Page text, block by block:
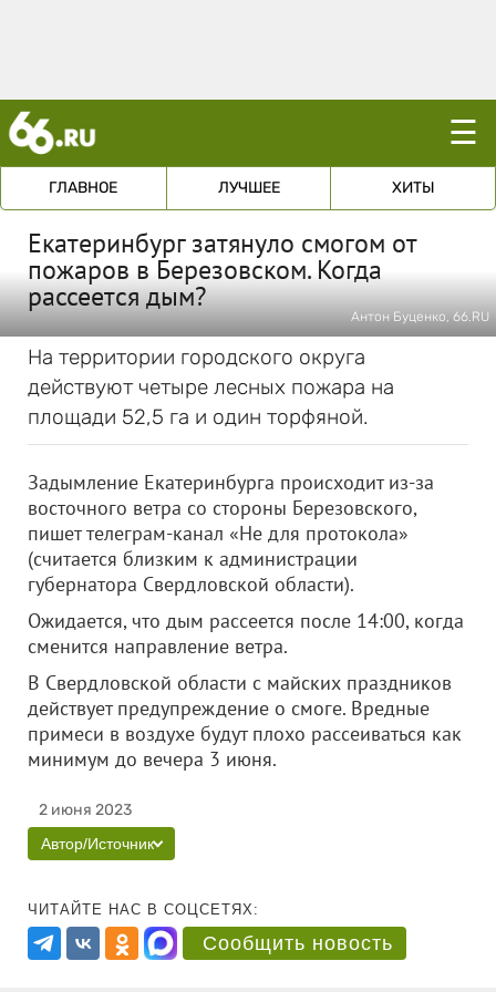
☰
ГЛАВНОЕ ЛУЧШЕЕ ХИТЫ
Екатеринбург затянуло смогом от
пожаров в Березовском. Когда
рассеется дым?
Антон Буценко, 66.RU
На территории городского округа
действуют четыре лесных пожара на
площади 52,5 га и один торфяной.
Задымление Екатеринбурга происходит из-за
восточного ветра со стороны Березовского,
пишет телеграм-канал «Не для протокола»
(считается близким к администрации
губернатора Свердловской области).
Ожидается, что дым рассеется после 14:00, когда
сменится направление ветра.
В Свердловской области с майских праздников
действует предупреждение о смоге. Вредные
примеси в воздухе будут плохо рассеиваться как
минимум до вечера 3 июня.
2 июня 2023
Автор/Источник
ЧИТАЙТЕ НАС В СОЦСЕТЯХ:
Сообщить новость